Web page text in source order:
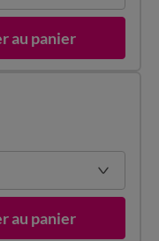
au panier
au panier